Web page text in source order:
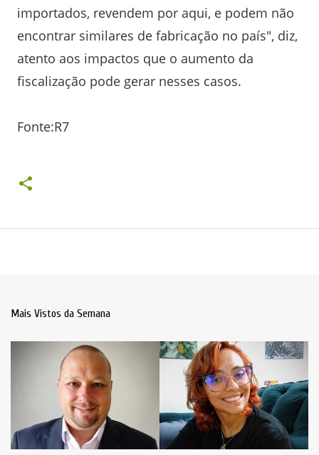
importados, revendem por aqui, e podem não
encontrar similares de fabricação no país", diz,
atento aos impactos que o aumento da
fiscalização pode gerar nesses casos.
Fonte:R7
Mais Vistos da Semana